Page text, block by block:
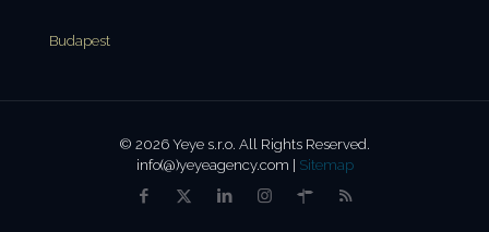
Budapest
© 2026 Yeye s.r.o. All Rights Reserved.
info(@)yeyeagency.com | Sitemap